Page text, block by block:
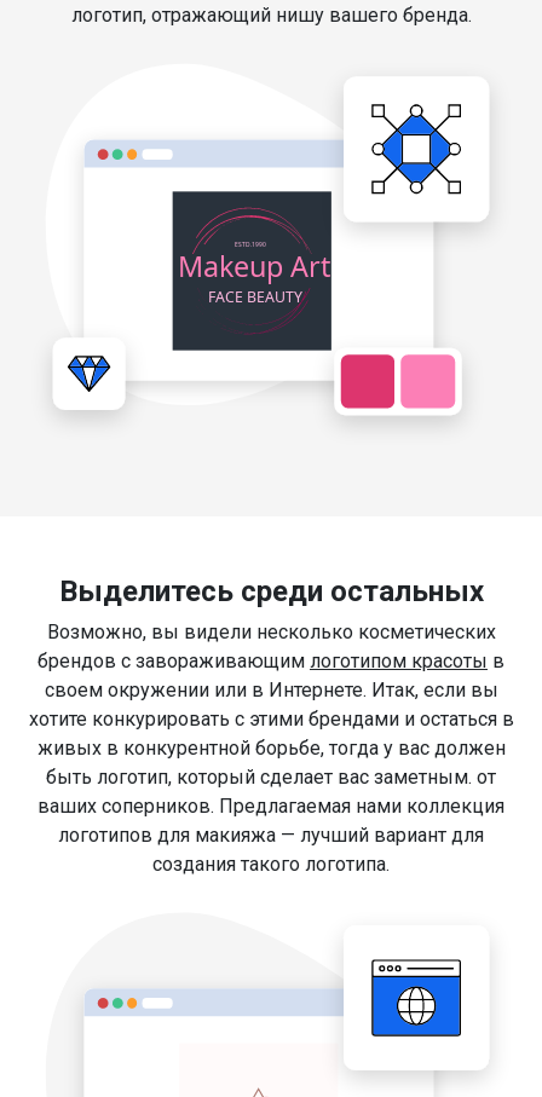
логотип, отражающий нишу вашего бренда.
Выделитесь среди остальных
Возможно, вы видели несколько косметических
брендов с завораживающим логотипом красоты в
своем окружении или в Интернете. Итак, если вы
хотите конкурировать с этими брендами и остаться в
живых в конкурентной борьбе, тогда у вас должен
быть логотип, который сделает вас заметным. от
ваших соперников. Предлагаемая нами коллекция
логотипов для макияжа — лучший вариант для
создания такого логотипа.